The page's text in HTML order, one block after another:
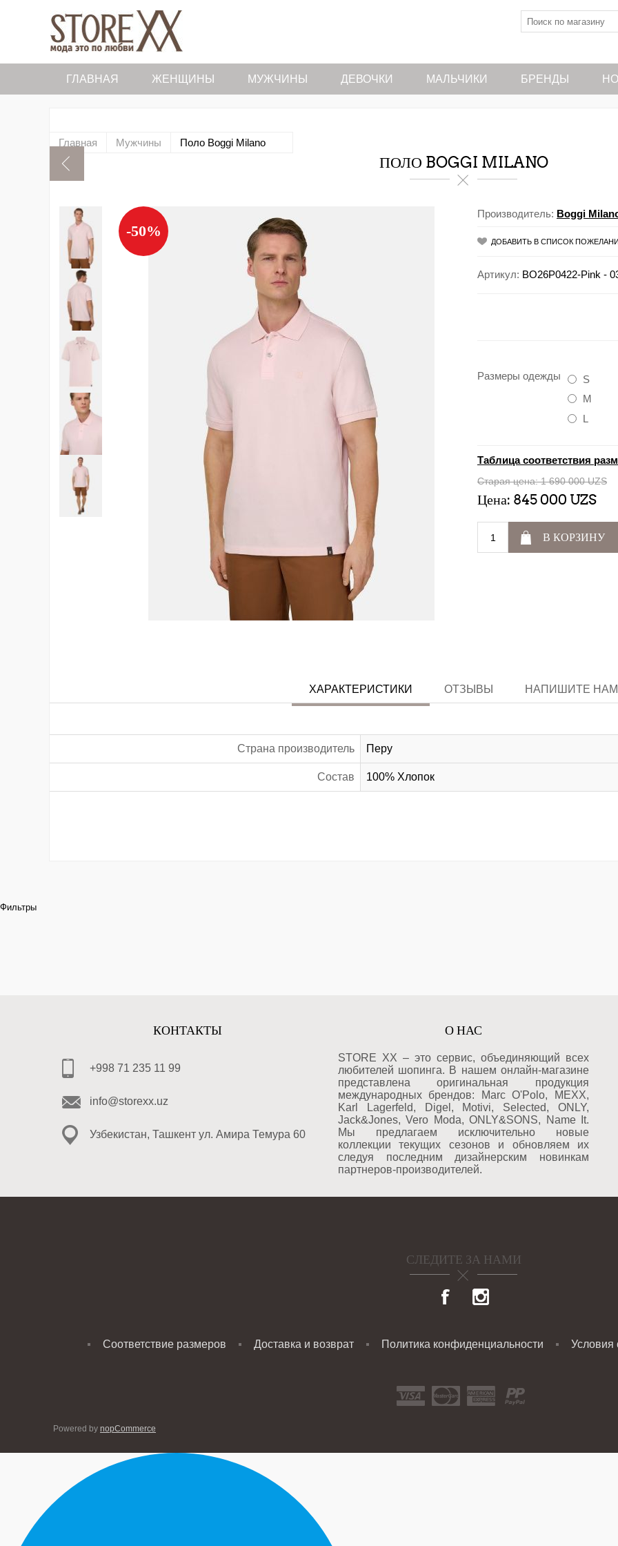
ГЛАВНАЯ ЖЕНЩИНЫ МУЖЧИНЫ ДЕВОЧКИ МАЛЬЧИКИ БРЕНДЫ
Главная Мужчины Поло Boggi Milano
ПОЛО BOGGI MILANO
-50%
Производитель: Boggi
ДОБАВИТЬ В СПИСОК
Артикул: BO26P0422-Pink -
Размеры одежды
S
M
L
Таблица соответствия
Старая цена: 1 690 000 UZS
Цена: 845 000 UZS
В КОРЗИНУ
ХАРАКТЕРИСТИКИ ОТЗЫВЫ НАПИШИТЕ НАМ
Страна производитель Перу
Состав 100% Хлопок
Фильтры
КОНТАКТЫ
+998 71 235 11 99
info@storexx.uz
Узбекистан, Ташкент ул. Амира Темура 60
О НАС
STORE XX – это сервис, объединяющий всех
любителей шопинга. В нашем онлайн-магазине
представлена оригинальная продукция
международных брендов: Marc O'Polo, MEXX,
Karl Lagerfeld, Digel, Motivi, Selected, ONLY,
Jack&Jones, Vero Moda, ONLY&SONS, Name It.
Мы предлагаем исключительно новые
коллекции текущих сезонов и обновляем их
следуя последним дизайнерским новинкам
партнеров-производителей.
СЛЕДИТЕ ЗА НАМИ
Соответствие размеров Доставка и возврат Политика конфиденциальности Условия
Powered by nopCommerce